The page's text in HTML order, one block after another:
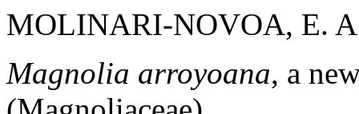
MOLINARI-NOVOA, E.
Magnolia arroyoana, a